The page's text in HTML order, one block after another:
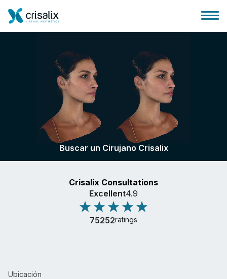
Página de inicio
Plataforma 3D de negocio
Planes y Precios
Reseñas de pacientes
Buscar un Cirujano Crisalix
Crisalix Consultations
Excellent4.9
75252ratings
Ubicación